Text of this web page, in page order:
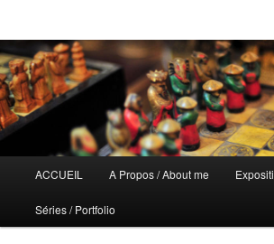
principal
ACCUEIL A Propos / About me
Séries / Portfolio